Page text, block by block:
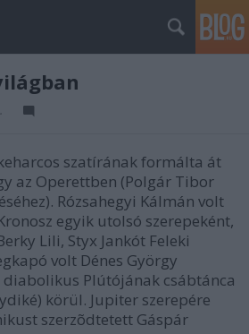
szatírának formálta át
az Operettben (Polgár Tibor
Rózsahegyi Kálmán volt
egyik utolsó szerepeként,
Lili, Styx Jankót Feleki
volt Dénes György
Plútójának csábtánca
körül. Jupiter szerepére
szerzõdtetett Gáspár